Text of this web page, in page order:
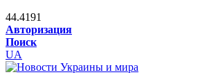
44.4191
Авторизация
Поиск
UA